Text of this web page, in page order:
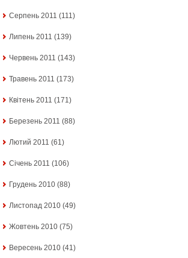
Серпень 2011 (111)
Липень 2011 (139)
Червень 2011 (143)
Травень 2011 (173)
Квітень 2011 (171)
Березень 2011 (88)
Лютий 2011 (61)
Січень 2011 (106)
Грудень 2010 (88)
Листопад 2010 (49)
Жовтень 2010 (75)
Вересень 2010 (41)